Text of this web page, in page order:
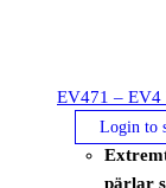
EV471 – EV4
Login to
pärlar